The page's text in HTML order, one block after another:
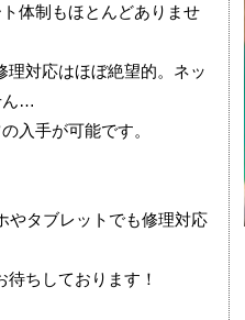
体制もほとんどありませ
対応はほぼ絶望的。ネッ
ん…
入手が可能です。
やタブレットでも修理対応
ちしております！